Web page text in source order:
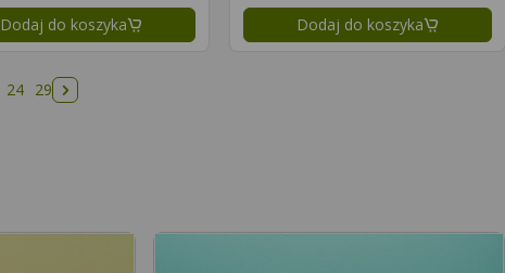
Dodaj do koszyka Dodaj do koszyka
24 29 Następna strona